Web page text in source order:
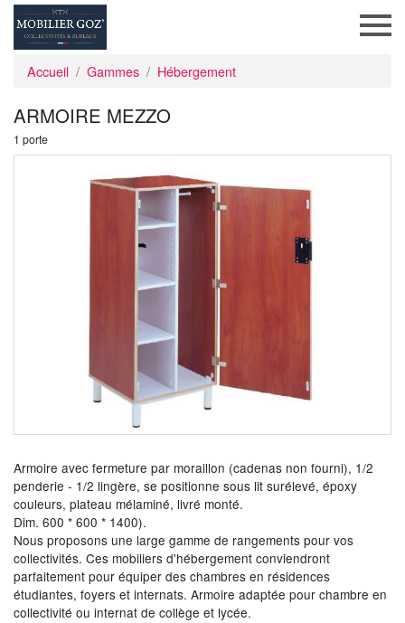
Accueil Gammes Hébergement
ARMOIRE MEZZO
1 porte
Armoire avec fermeture par moraillon (cadenas non fourni), 1/2
penderie - 1/2 lingère, se positionne sous lit surélevé, époxy
couleurs, plateau mélaminé, livré monté.
Dim. 600 * 600 * 1400).
Nous proposons une large gamme de rangements pour vos
collectivités. Ces mobiliers d'hébergement conviendront
parfaitement pour équiper des chambres en résidences
étudiantes, foyers et internats. Armoire adaptée pour chambre en
collectivité ou internat de collège et lycée.